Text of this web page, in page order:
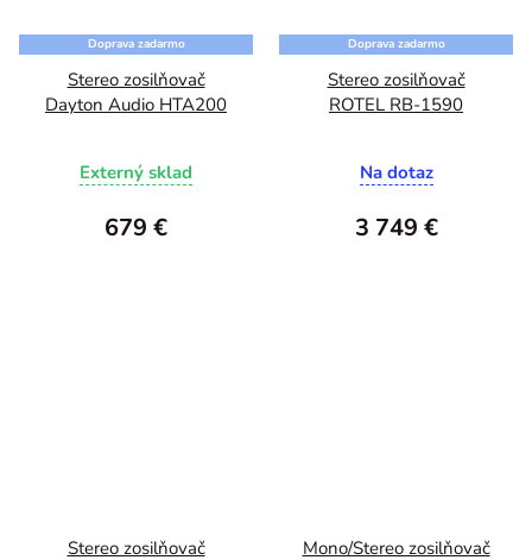
Doprava zadarmo
Stereo zosilňovač
Dayton Audio HTA200
Externý sklad
679 €
Doprava zadarmo
Stereo zosilňovač
ROTEL RB-1590
Na dotaz
3 749 €
Stereo zosilňovač
Mono/Stereo zosilňovač